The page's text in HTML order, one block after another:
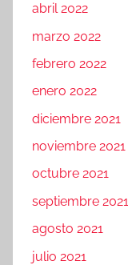
abril 2022
marzo 2022
febrero 2022
enero 2022
diciembre 2021
noviembre 2021
octubre 2021
septiembre 2021
agosto 2021
julio 2021